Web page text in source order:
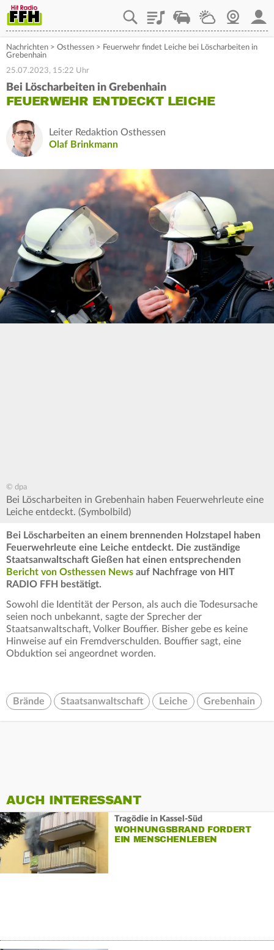
PlaylistStaupilotWetterWebcam
Nachrichten > Osthessen > Feuerwehr findet Leiche bei Löscharbeiten in
Grebenhain
25.07.2023, 15:22 Uhr
Bei Löscharbeiten in Grebenhain
FEUERWEHR ENTDECKT LEICHE
Leiter Redaktion Osthessen
Olaf Brinkmann
© dpa
Bei Löscharbeiten in Grebenhain haben Feuerwehrleute eine
Leiche entdeckt. (Symbolbild)
Bei Löscharbeiten an einem brennenden Holzstapel haben
Feuerwehrleute eine Leiche entdeckt. Die zuständige
Staatsanwaltschaft Gießen hat einen entsprechenden
Bericht von Osthessen News auf Nachfrage von HIT
RADIO FFH bestätigt.
Sowohl die Identität der Person, als auch die Todesursache
seien noch unbekannt, sagte der Sprecher der
Staatsanwaltschaft, Volker Bouffier. Bisher gebe es keine
Hinweise auf ein Fremdverschulden. Bouffier sagt, eine
Obduktion sei angeordnet worden.
Brände Staatsanwaltschaft Leiche Grebenhain
AUCH INTERESSANT
Tragödie in Kassel-Süd
WOHNUNGSBRAND FORDERT
EIN MENSCHENLEBEN